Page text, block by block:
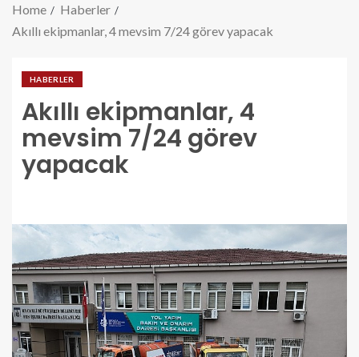
Home
Haberler
Akıllı ekipmanlar, 4 mevsim 7/24 görev yapacak
HABERLER
Akıllı ekipmanlar, 4
mevsim 7/24 görev
yapacak